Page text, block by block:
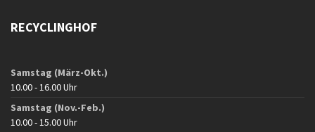
RECYCLINGHOF
Samstag (März-Okt.)
10.00 - 16.00 Uhr
Samstag (Nov.-Feb.)
10.00 - 15.00 Uhr